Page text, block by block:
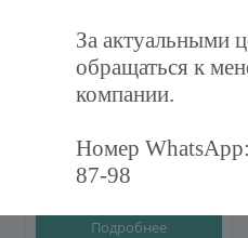
Фильтр воздушный
карманный ФВК-287-892-
600-3-F7
1 245руб.
Подробнее
За актуальными
обращаться к
компании.
Номер
87-98